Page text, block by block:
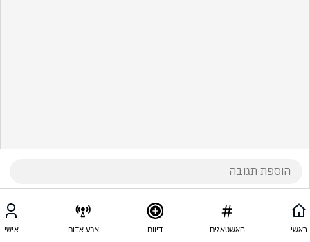
ראשי האשטאגים דיווח צבע אדום אישי